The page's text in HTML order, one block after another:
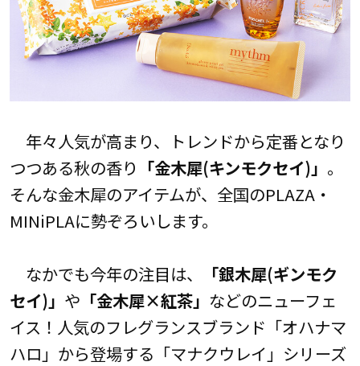
年々人気が高まり、トレンドから定番となり
つつある秋の香り 「金木犀(キンモクセイ)」 。
そんな金木犀のアイテムが、全国のPLAZA・
MINiPLAに勢ぞろいします。
なかでも今年の注目は、
「銀木犀(ギンモク
セイ)」 や 「金木犀×紅茶」 などのニューフェ
イス！人気のフレグランスブランド「オハナマ
ハロ」から登場する「マナクウレイ」シリーズ